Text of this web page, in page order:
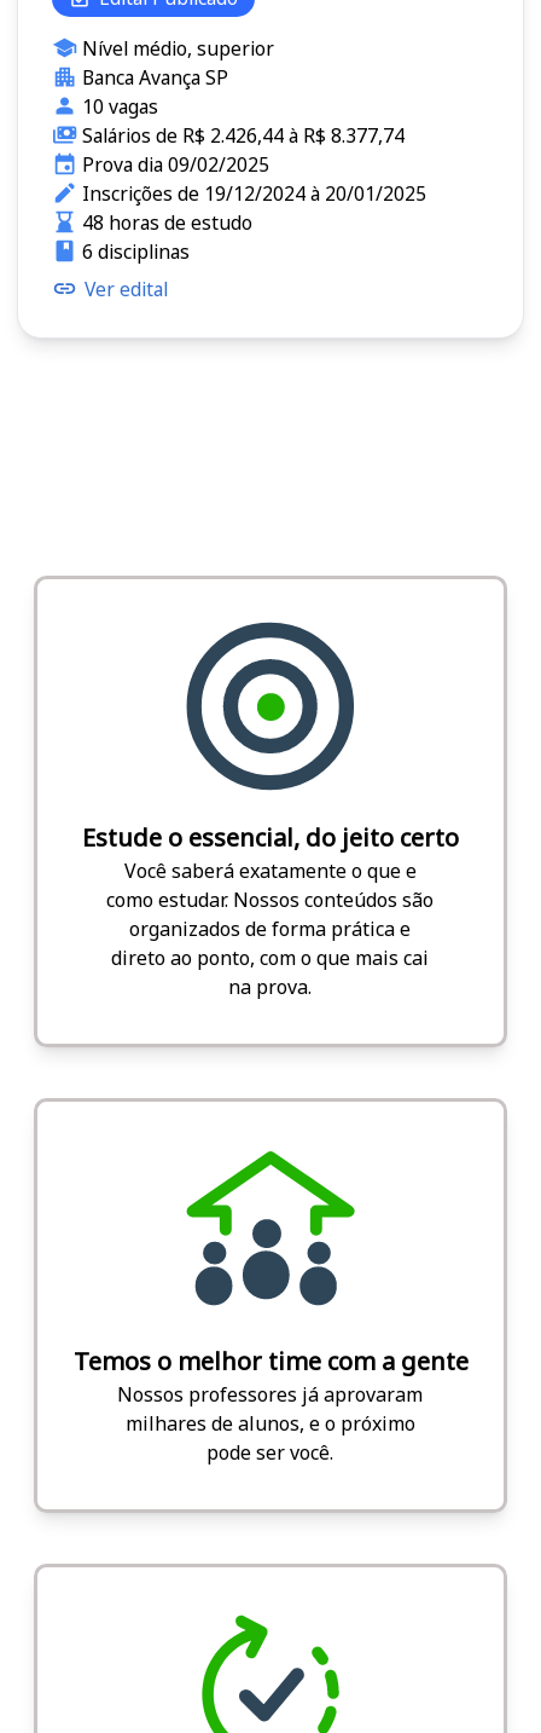
Nível médio, superior
Banca Avança SP
10 vagas
Salários de R$ 2.426,44 à R$ 8.377,74
Prova dia 09/02/2025
Inscrições de 19/12/2024 à 20/01/2025
48 horas de estudo
6 disciplinas
Ver edital
Estude o essencial, do jeito certo
Você saberá exatamente o que e
como estudar. Nossos conteúdos são
organizados de forma prática e
direto ao ponto, com o que mais cai
na prova.
Temos o melhor time com a gente
Nossos professores já aprovaram
milhares de alunos, e o próximo
pode ser você.